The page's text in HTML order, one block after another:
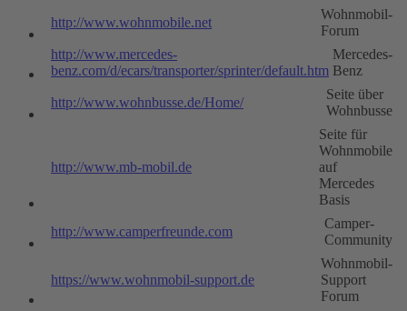
http://www.wohnmobile.net
Wohnmobil-
Forum
http://www.mercedes-
benz.com/d/ecars/transporter/sprinter/default.htm
Mercedes-
Benz
http://www.wohnbusse.de/Home/
Seite über
Wohnbusse
http://www.mb-mobil.de
Seite für
Wohnmobile
auf
Mercedes
Basis
http://www.camperfreunde.com
Camper-
Community
https://www.wohnmobil-support.de
Wohnmobil-
Support
Forum